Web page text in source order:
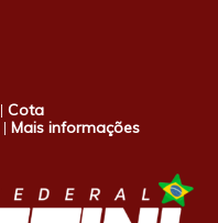
|Cota
|Mais informações